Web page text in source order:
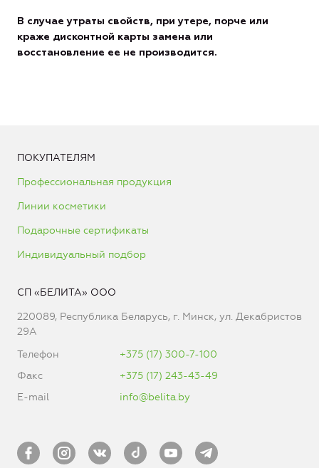
В случае утраты свойств, при утере, порче или
краже дисконтной карты замена или
восстановление ее не производится.
ПОКУПАТЕЛЯМ
Профессиональная продукция
Линии косметики
Подарочные сертификаты
Индивидуальный подбор
СП «БЕЛИТА» ООО
220089, Республика Беларусь, г. Минск, ул. Декабристов
29А
Телефон
+375 (17) 300-7-100
Факс
+375 (17) 243-43-49
E-mail
info@belita.by